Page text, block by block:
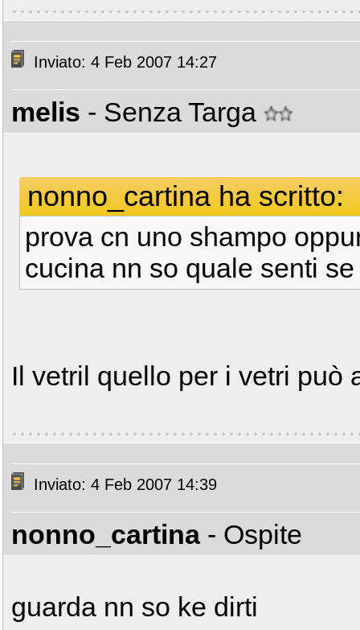
Inviato: 4 Feb 2007 14:27
melis - Senza Targa
nonno_cartina ha scritto:
prova cn uno shampo
cucina nn so quale senti
Il vetril quello per i vetri può
Inviato: 4 Feb 2007 14:39
nonno_cartina - Ospite
guarda nn so ke dirti